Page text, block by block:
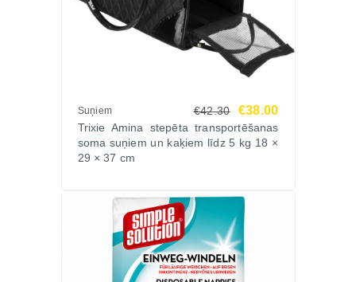
Suņiem €42.30 €38.00
Trixie Amina stepēta transportēšanas
soma suņiem un kaķiem līdz 5 kg 18 ×
29 × 37 cm